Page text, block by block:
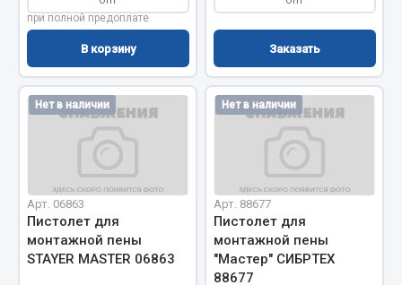
Запчасти КамАЗ
Двигатель
Система питания
Сцепление
Коробка передач
Коробка передач ZF
Показать ещё
при полной предоплате
В корзину Заказать
Нет в наличии
Арт. 06863
Пистолет для
монтажной пены
STAYER MASTER 06863
Нет в наличии
Арт. 88677
Пистолет для
монтажной пены
"Мастер" СИБРТЕХ
88677